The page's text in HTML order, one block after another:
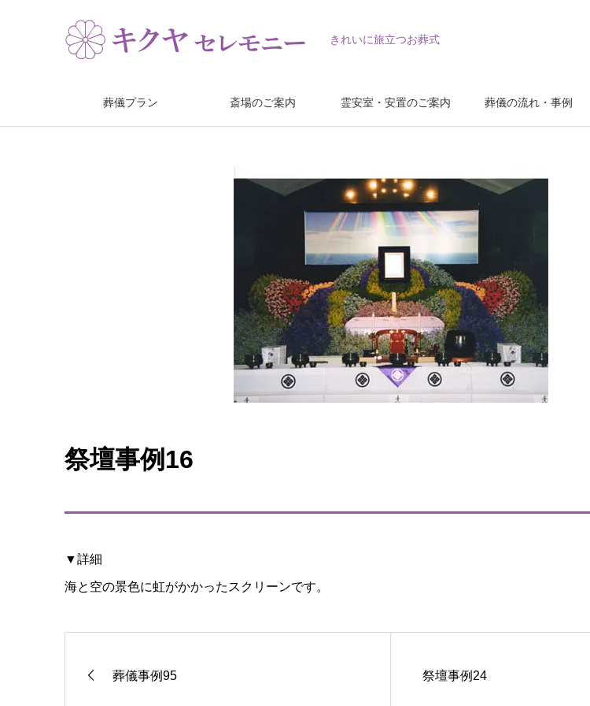
きれいに旅立つお葬式
葬儀プラン 斎場のご案内 霊安室・安置のご案内 葬儀の流れ・事例
祭壇事例16
▼詳細
海と空の景色に虹がかかったスクリーンです。
葬儀事例95 祭壇事例24